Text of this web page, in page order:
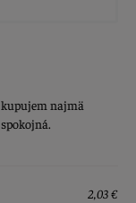
najmä
2,03 €